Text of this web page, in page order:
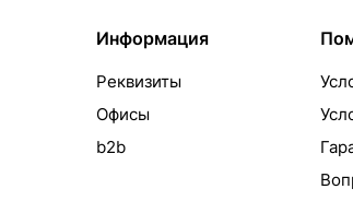
Информация
Реквизиты
Офисы
b2b